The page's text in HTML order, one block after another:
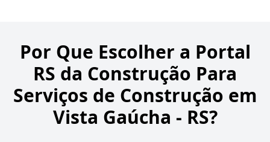
Por Que Escolher a Portal
RS da Construção Para
Serviços de Construção em
Vista Gaúcha - RS?